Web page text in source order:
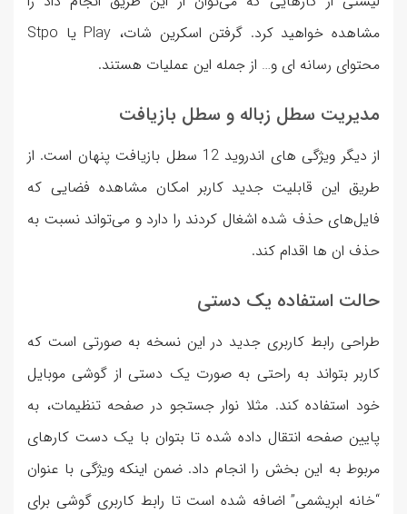
مشاهده خواهید کرد. گرفتن اسکرین شات، Play یا Stpo
محتوای رسانه ای و… از جمله این عملیات هستند.
مدیریت سطل زباله و سطل بازیافت
از دیگر ویژگی های اندروید 12 سطل بازیافت پنهان است. از
طریق این قابلیت جدید کاربر امکان مشاهده فضایی که
فایل‌های حذف شده اشغال کردند را دارد و می‌تواند نسبت به
حذف ان ها اقدام کند.
حالت استفاده یک دستی
طراحی رابط كاربری جدید در این نسخه به صورتی است که
کاربر بتواند به راحتی به صورت یک دستی از گوشی موبایل
خود استفاده کند. مثلا نوار جستجو در صفحه تنظيمات، به
پايين صفحه انتقال داده شده تا بتوان با یک دست کارهای
مربوط به این بخش را انجام داد. ضمن اینکه ویژگی با عنوان
“خانه ابریشمی” اضافه شده است تا رابط کاربری گوشی برای